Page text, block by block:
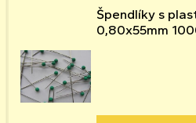
Špendlíky s
0,80x55mm